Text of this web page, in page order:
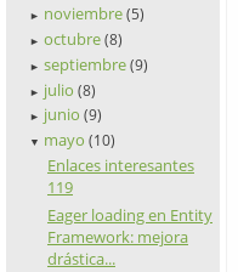
► noviembre (5)
► octubre (8)
► septiembre (9)
► julio (8)
► junio (9)
▼ mayo (10)
Enlaces interesantes
119
Eager loading en Entity
Framework: mejora
drástica...